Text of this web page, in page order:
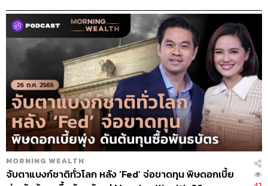
MORNING WEALTH
จับตาแบงก์ชาติทั่วโลก หลัง ‘Fed’ จ่อขาดทุน พิษดอกเบี้ย